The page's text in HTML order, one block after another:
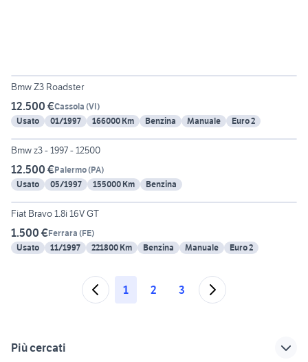
Bmw Z3 Roadster
12.500 €Cassola (VI)
Usato
01/1997 166000 Km Benzina Manuale Euro 2
6
Bmw z3 - 1997 - 12500
12.500 €Palermo(PA)
Usato
05/1997 155000 Km Benzina
6
Fiat Bravo 1.8i 16V GT
1.500 €Ferrara (FE)
Usato
11/1997 221800 Km Benzina Manuale Euro 2
1 2 3
Più cercati